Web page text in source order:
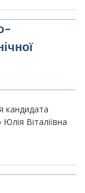
кандидата
Віталіївна